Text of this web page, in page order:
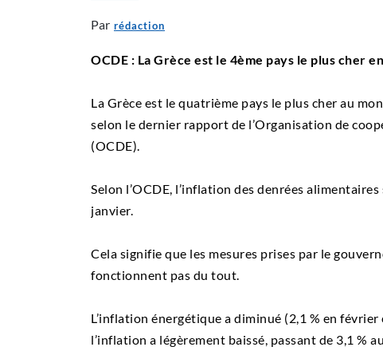
Par rédaction
OCDE : La Grèce est le 4ème pays le plus cher
La Grèce est le quatrième pays le plus cher au
selon le dernier rapport de l’Organisation de
(OCDE).
Selon l’OCDE, l’inflation des denrées
janvier.
Cela signifie que les mesures prises par le
fonctionnent pas du tout.
L’inflation énergétique a diminué (2,1 % en
l’inflation a légèrement baissé, passant de 3,1 %